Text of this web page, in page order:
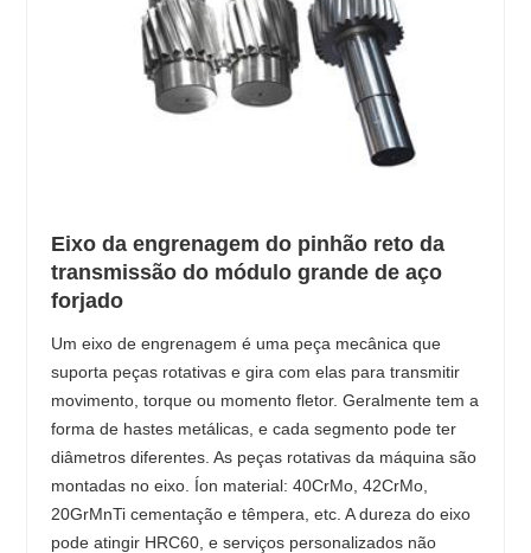
Eixo da engrenagem do pinhão reto da
transmissão do módulo grande de aço
forjado
Um eixo de engrenagem é uma peça mecânica que
suporta peças rotativas e gira com elas para transmitir
movimento, torque ou momento fletor. Geralmente tem a
forma de hastes metálicas, e cada segmento pode ter
diâmetros diferentes. As peças rotativas da máquina são
montadas no eixo. Íon material: 40CrMo, 42CrMo,
20GrMnTi cementação e têmpera, etc. A dureza do eixo
pode atingir HRC60, e serviços personalizados não